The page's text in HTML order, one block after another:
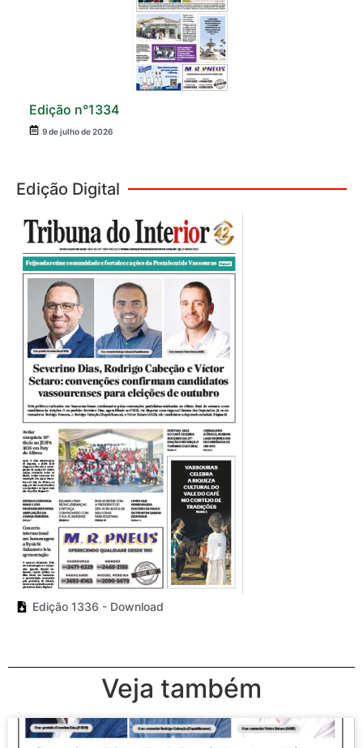
Edição n°1334
9 de julho de 2026
Edição Digital
Edição 1336 - Download
Veja também